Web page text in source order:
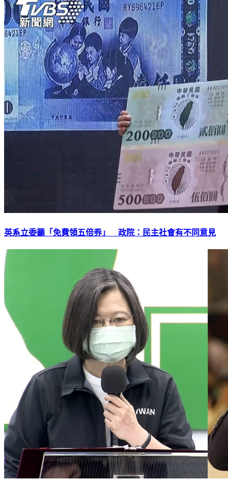
英系立委籲「免費領五倍券」 政院：民主社會有不同意見